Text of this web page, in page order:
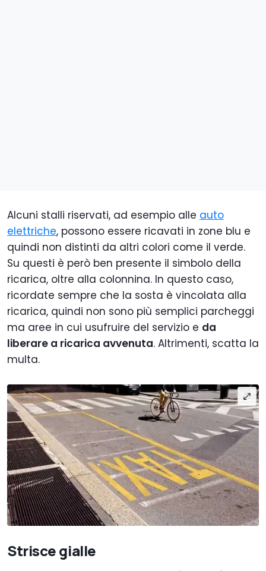
Alcuni stalli riservati, ad esempio alle auto
elettriche, possono essere ricavati in zone blu e
quindi non distinti da altri colori come il verde.
Su questi è però ben presente il simbolo della
ricarica, oltre alla colonnina. In questo caso,
ricordate sempre che la sosta è vincolata alla
ricarica, quindi non sono più semplici parcheggi
ma aree in cui usufruire del servizio e da
liberare a ricarica avvenuta. Altrimenti, scatta la
multa.
Strisce gialle